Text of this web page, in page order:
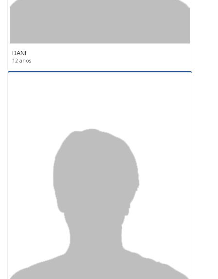
DANI
12 anos